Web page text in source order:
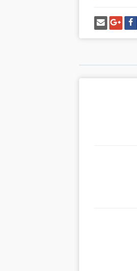
شارك
على
فيسبوك
شارك
على
غوغل
بلس
إرسل
إيميل